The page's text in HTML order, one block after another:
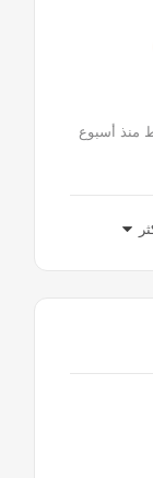
منذ أسبوع